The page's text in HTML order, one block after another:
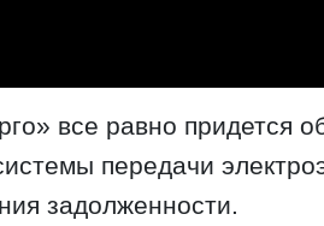
все равно придется
передачи
задолженности.